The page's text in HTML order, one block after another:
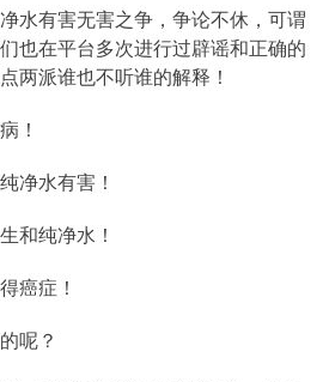
水有害无害之争，争论不休，可谓
也在平台多次进行过辟谣和正确的
两派谁也不听谁的解释！
！
净水有害！
和纯净水！
癌症！
呢？